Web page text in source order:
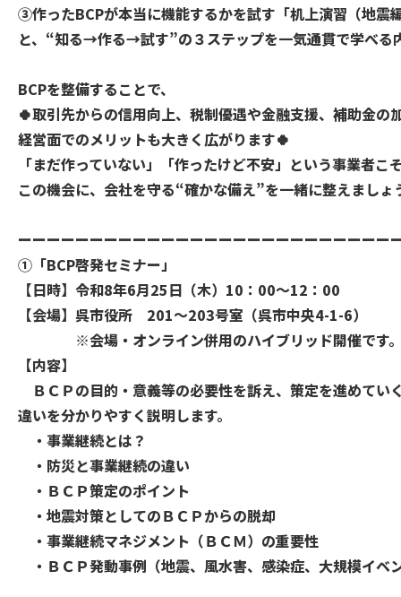
➂作ったBCPが本当に機能するかを試す「机上演習（地震
と、“知る→作る→試す”の３ステップを一気通貫で学べる
BCPを整備することで、
🍀取引先からの信用向上、税制優遇や金融支援、補助金の
経営面でのメリットも大きく広がります🍀
「まだ作っていない」「作ったけど不安」という事業者こ
この機会に、会社を守る“確かな備え”を一緒に整えましょ
ーーーーーーーーーーーーーーーーーーーーーーーーーー
➀「BCP啓発セミナー」
【日時】令和8年6月25日（木）10：00～12：00
【会場】呉市役所 201～203号室（呉市中央4-1-6）
※会場・オンライン併用のハイブリッド開催です
【内容】
ＢＣＰの目的・意義等の必要性を訴え、策定を進めてい
違いを分かりやすく説明します。
・事業継続とは？
・防災と事業継続の違い
・ＢＣＰ策定のポイント
・地震対策としてのＢＣＰからの脱却
・事業継続マネジメント（ＢＣＭ）の重要性
・ＢＣＰ発動事例（地震、風水害、感染症、大規模イ